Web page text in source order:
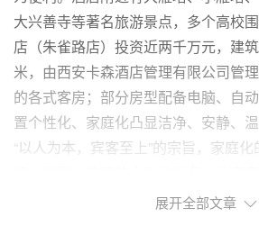
大兴善寺等著名旅游景点，多个高校
店（朱雀路店）投资近两千万元，建
米，由西安卡森酒店管理有限公司管
的各式客房；部分房型配备电脑、自
置个性化、家庭化凸显洁净、安静、
“以人为本，宾客至上”的宗旨，家庭
展开全部文章